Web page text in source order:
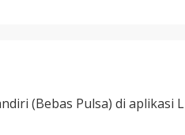
(Bebas Pulsa) di aplikasi